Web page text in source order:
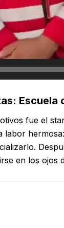
Escuela
fue el
labor
en los ojos